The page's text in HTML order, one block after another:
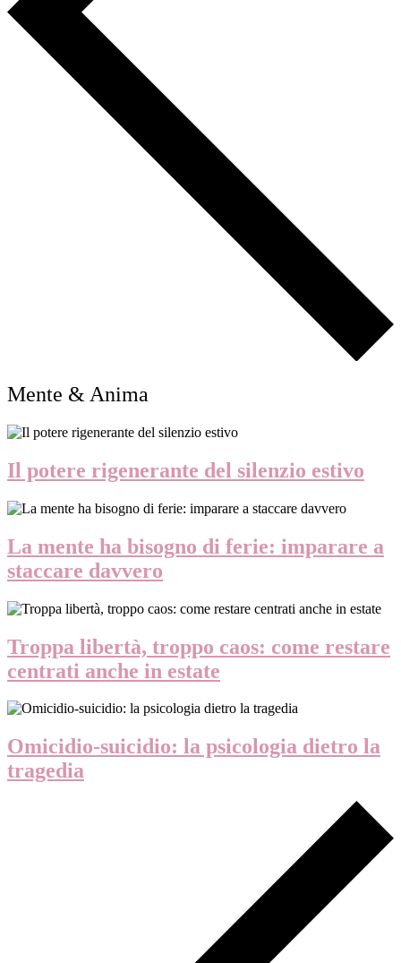
Mente & Anima
Il potere rigenerante del silenzio estivo
La mente ha bisogno di ferie: imparare a
staccare davvero
Troppa libertà, troppo caos: come restare
centrati anche in estate
Omicidio-suicidio: la psicologia dietro la
tragedia